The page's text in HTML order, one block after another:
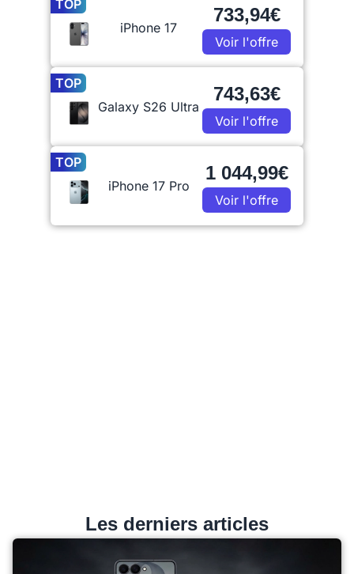
TOP
iPhone 17
733,94€
Voir l'offre
TOP
Galaxy S26 Ultra
743,63€
Voir l'offre
TOP
iPhone 17 Pro
1 044,99€
Voir l'offre
Les derniers articles